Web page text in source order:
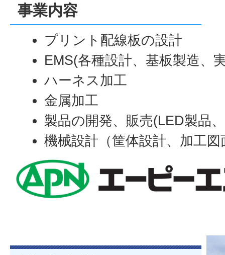
事業内容
プリント配線板の設計
EMS(各種設計、基板製造、
ハーネス加工
金属加工
製品の開発、販売(LED製品
機械設計（筐体設計、加工